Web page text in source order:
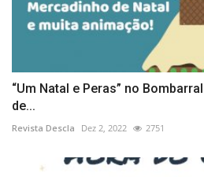
“Um Natal e Peras” no
de...
Revista Descla Dez 2, 2022 2751